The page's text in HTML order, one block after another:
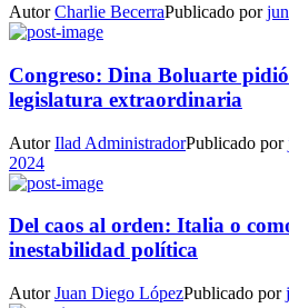
AutorCharlie BecerraPublicado por
Congreso: Dina Boluarte
legislatura extraordinaria
AutorIlad AdministradorPublicado por
2024
Del caos al orden: Italia o
inestabilidad política
AutorJuan Diego LópezPublicado por